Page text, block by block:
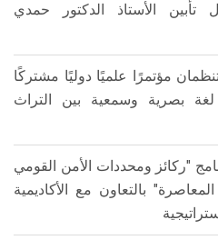
الأستاذ الدكتور حمدي
تنظمان مؤتمرًا علميًا دوليًا مشتركًا
لغة بصرية وسمعية بين التراث
"ركائز ومحددات الأمن القومي
بالتعاون مع الأكاديمية